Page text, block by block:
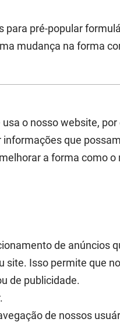
para pré-popular
mudança na forma
o nosso website,
que
a forma como
de anúncios
Isso permite que
de publicidade.
de nossos